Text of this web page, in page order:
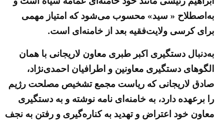
به‌اصطلاح « سید» محسوب می‌شود که امتیاز مهمی
برای کرسی ولایت‌فقیه بعد از خامنه‌ای است.
به‌دنبال دستگیری اکبر طبری معاون لاریجانی با همان
الگوهای دستگیری معاونین و اطرافیان احمدی‌نژاد،
صادق لاریجانی که ریاست مجمع تشخیص مصلحت رژیم
را برعهده‌ دارد، به خامنه‌ای نامه نوشته و به دستگیری
معاون خود اعتراض و تهدید به کناره‌گیری و رفتن به نجف